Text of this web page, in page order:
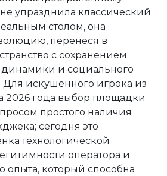
упразднила классический
столом, она
перенеся в
с сохранением
и социального
Для искушенного игрока из
2026 года выбор площадки
простого наличия
сегодня это
технологической
оператора и
опыта, который способна